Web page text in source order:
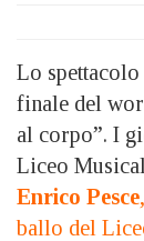
Lo
finale del
al corpo”. I
Liceo
Enrico Pesce
ballo del